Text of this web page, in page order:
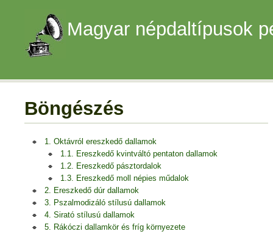
Magyar népdaltípusok
Böngészés
1. Oktávról ereszkedő dallamok
1.1. Ereszkedő kvintváltó pentaton dallamok
1.2. Ereszkedő pásztordalok
1.3. Ereszkedő moll népies műdalok
2. Ereszkedő dúr dallamok
3. Pszalmodizáló stílusú dallamok
4. Sirató stílusú dallamok
5. Rákóczi dallamkör és fríg környezete